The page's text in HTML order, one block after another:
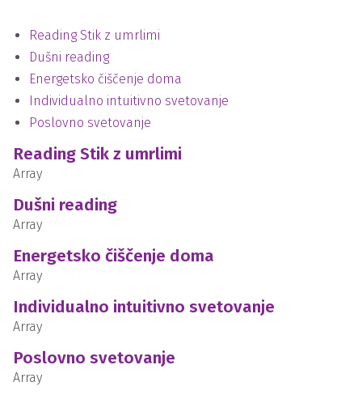
Reading Stik z umrlimi
Dušni reading
Energetsko čiščenje doma
Individualno intuitivno svetovanje
Poslovno svetovanje
Reading Stik z umrlimi
Array
Dušni reading
Array
Energetsko čiščenje doma
Array
Individualno intuitivno svetovanje
Array
Poslovno svetovanje
Array